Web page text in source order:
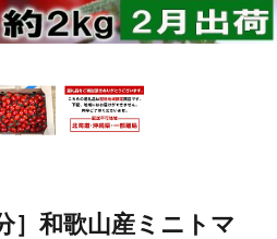
］和歌山産ミニトマ